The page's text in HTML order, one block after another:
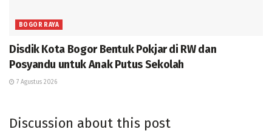
BOGOR RAYA
Disdik Kota Bogor Bentuk Pokjar di RW dan
Posyandu untuk Anak Putus Sekolah
7 Agustus 2026
Discussion about this post